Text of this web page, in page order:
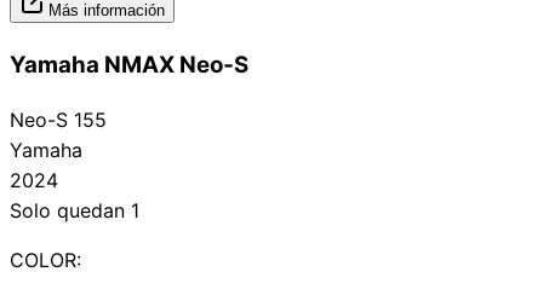
Más información
Yamaha NMAX Neo‑S
Neo-S 155
Yamaha
2024
Solo quedan 1
COLOR: